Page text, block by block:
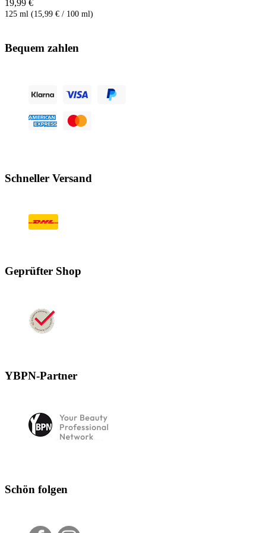
19,99 €
125 ml (15,99 € / 100 ml)
Bequem zahlen
Schneller Versand
Geprüfter Shop
YBPN-Partner
Schön folgen